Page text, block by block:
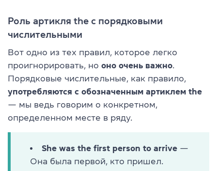
Роль артикля the с порядковыми
числительными
Вот одно из тех правил, которое легко
проигнорировать, но оно очень важно
Порядковые числительные, как правило,
употребляются с обозначенным артиклем the
— мы ведь говорим о конкретном,
определенном месте в ряду.
She was the first person to arrive —
Она была первой, кто пришел.